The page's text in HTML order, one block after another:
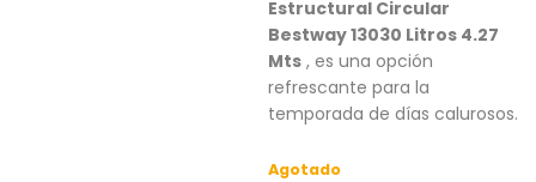
Estructural Circular
Bestway 13030 Litros 4.27
Mts , es una opción
refrescante para la
temporada de días calurosos.
Agotado